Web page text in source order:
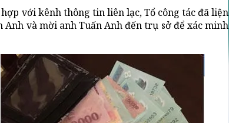
với kênh thông tin liên lạc, Tổ công tác đã liện
và mời anh Tuấn Anh đến trụ sở để xác minh